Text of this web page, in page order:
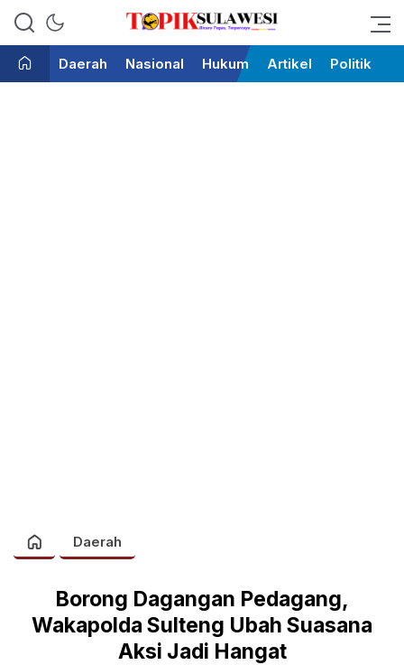
Topik Sulawesi
Bicara Tegas Terpercaya
Daerah
Nasional Hukum Artikel Politik
Daerah
Borong Dagangan Pedagang,
Wakapolda Sulteng Ubah Suasana
Aksi Jadi Hangat